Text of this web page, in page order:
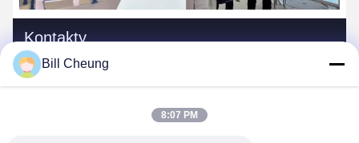
Kontakty
Kontakty:
Bill Cheung
8:07 PM